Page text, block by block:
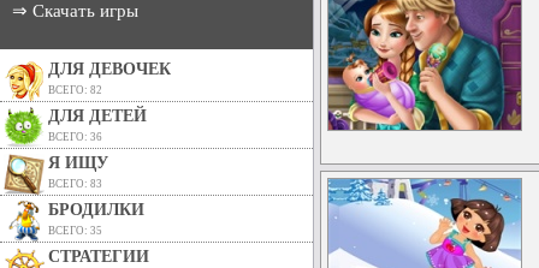
⇒ Скачать игры
ДЛЯ ДЕВОЧЕК
ВСЕГО: 82
ДЛЯ ДЕТЕЙ
ВСЕГО: 36
Я ИЩУ
ВСЕГО: 83
БРОДИЛКИ
ВСЕГО: 35
СТРАТЕГИИ